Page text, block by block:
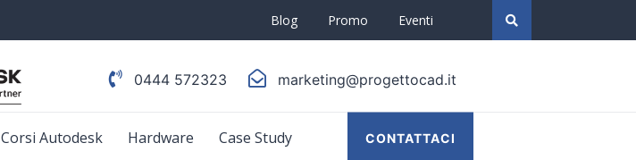
Blog Promo Eventi
0444 572323 marketing@progettocad.it
Corsi Autodesk Hardware Case Study CONTATTACI